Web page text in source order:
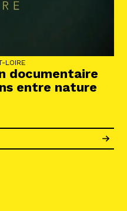
LOIRE
documentaire
entre nature